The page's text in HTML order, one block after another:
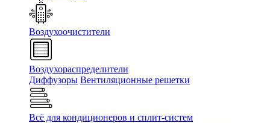
Воздухоочистители
Воздухораспределители
Диффузоры Вентиляционные решетки
Всё для кондиционеров и сплит-систем